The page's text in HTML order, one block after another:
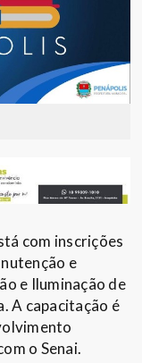
com inscrições
e
e Iluminação de
A capacitação é
o Senai.